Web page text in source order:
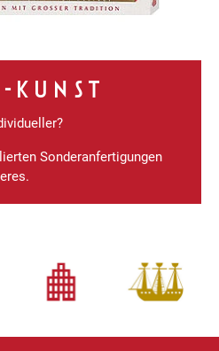
Sonderanfertigungen